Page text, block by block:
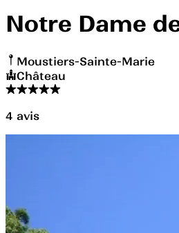
Notre Dame
Moustiers-Sainte-Marie
Château
4 avis